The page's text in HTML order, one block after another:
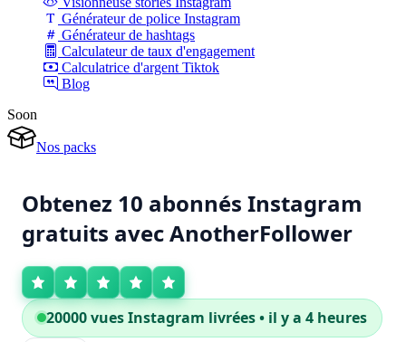
Générateur de police Instagram
Générateur de hashtags
Calculateur de taux d'engagement
Calculatrice d'argent Tiktok
Blog
Soon
Nos packs
Obtenez 10 abonnés Instagram
gratuits avec AnotherFollower
20000 vues Instagram livrées • il y a 4 heures